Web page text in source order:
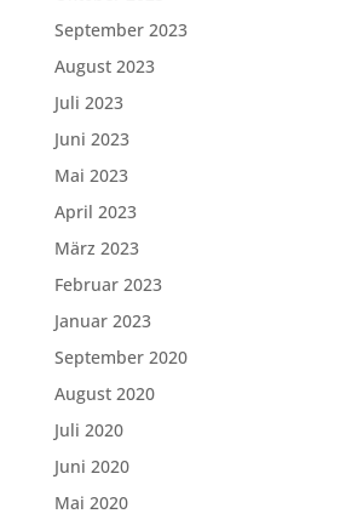
September 2023
August 2023
Juli 2023
Juni 2023
Mai 2023
April 2023
März 2023
Februar 2023
Januar 2023
September 2020
August 2020
Juli 2020
Juni 2020
Mai 2020